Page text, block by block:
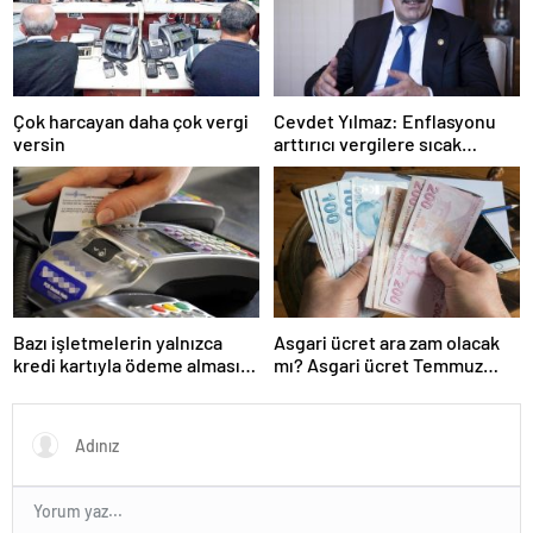
Çok harcayan daha çok vergi
versin
Cevdet Yılmaz: Enflasyonu
arttırıcı vergilere sıcak
bakmıyoruz ama…
Bazı işletmelerin yalnızca
kredi kartıyla ödeme alması
Asgari ücret ara zam olacak
mı? Asgari ücret Temmuz